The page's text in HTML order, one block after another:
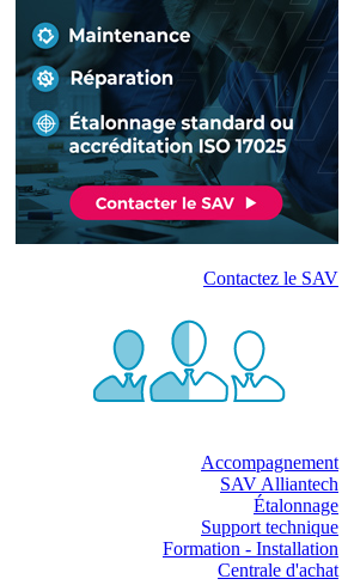
Contactez le SAV
Accompagnement
SAV Alliantech
Étalonnage
Support technique
Formation - Installation
Centrale d'achat